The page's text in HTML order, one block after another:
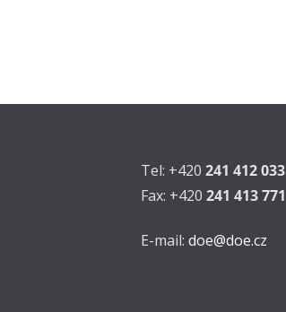
Tel: +420 241 412 033
Fax: +420 241 413 771
E-mail: doe@doe.cz